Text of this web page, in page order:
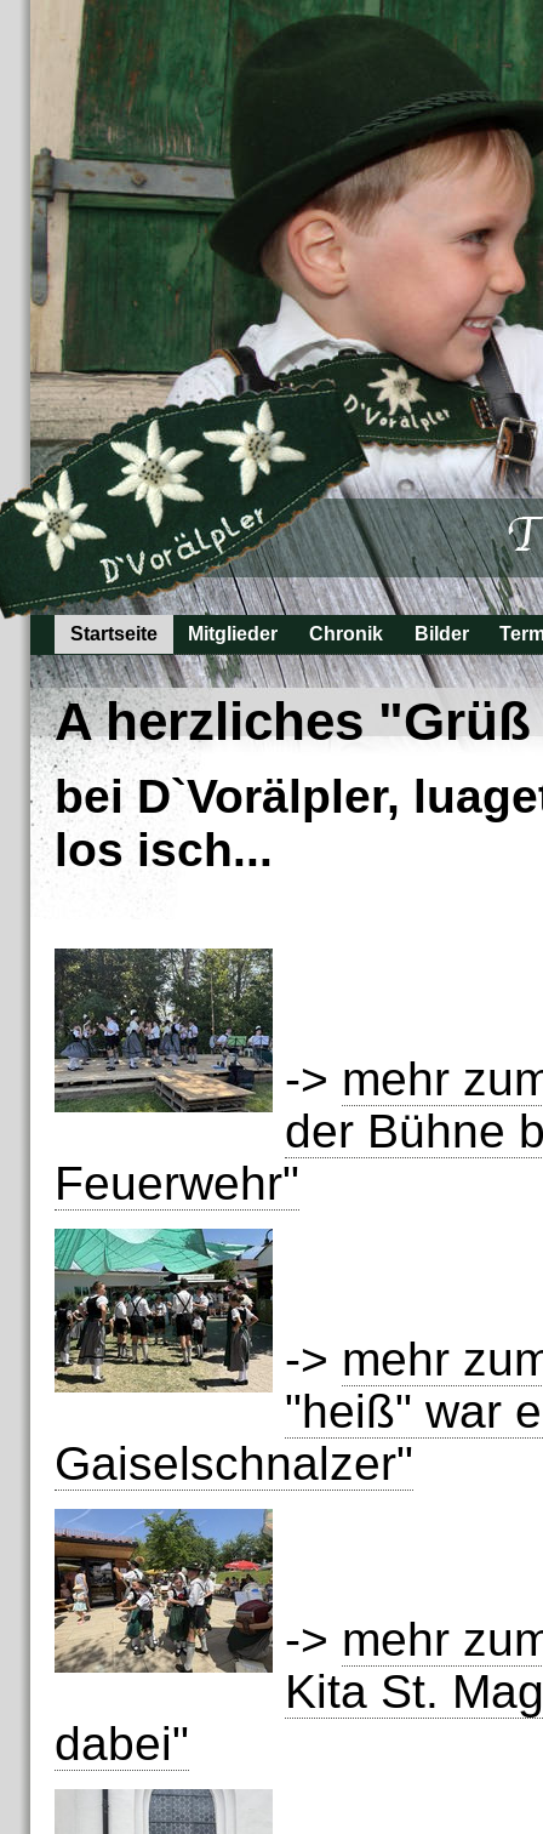
Startseite Mitglieder Chronik Bilder
A herzliches
bei D`Vorälpler,
los isch...
-> mehr
der Bühne
Feuerwehr"
-> mehr
"heiß" war
Gaiselschnalzer"
-> mehr
Kita St.
dabei"